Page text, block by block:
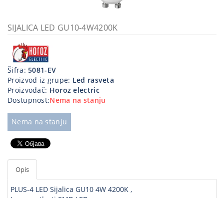
priključci
Kućna
tehnika
Poslovna
oprema,računari
program
SIJALICA LED GU10-4W4200K
Šifra:5081-EV
Proizvod iz grupe: Led rasveta
Proizvođač: Horoz electric
Dostupnost:Nema na stanju
Nema na stanju
Opis
PLUS-4 LED Sijalica GU10 4W 4200K ,